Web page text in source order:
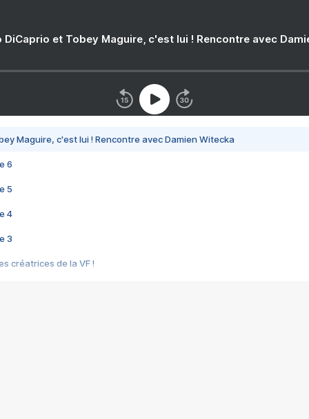
DiCaprio et Tobey Maguire, c'est lui ! Rencontre avec
Maguire, c'est lui ! Rencontre avec Damien Witecka
6
5
4
3
créatrices de la VF !